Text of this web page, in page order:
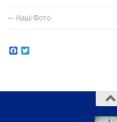
Наші Фото
Facebook